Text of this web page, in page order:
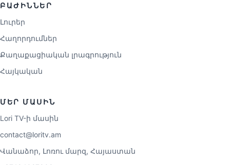
ԲԱԺԻՆՆԵՐ
Լուրեր
Հաղորդումներ
Քաղաքացիական լրագրություն
Հայկական
ՄԵՐ ՄԱՍԻՆ
Lori TV-ի մասին
contact@loritv.am
Վանաձոր, Լոռու մարզ, Հայաստան